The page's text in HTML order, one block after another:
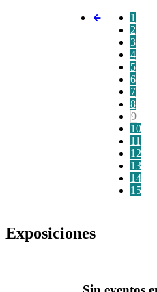
1
2
3
4
5
6
7
8
9
10
11
12
13
14
15
Exposiciones